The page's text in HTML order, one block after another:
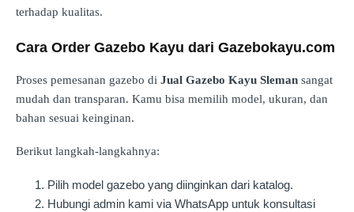
terhadap kualitas.
Cara Order Gazebo Kayu dari Gazebokayu.com
Proses pemesanan gazebo di Jual Gazebo Kayu Sleman sangat
mudah dan transparan. Kamu bisa memilih model, ukuran, dan
bahan sesuai keinginan.
Berikut langkah-langkahnya:
Pilih model gazebo yang diinginkan dari katalog.
Hubungi admin kami via WhatsApp untuk konsultasi